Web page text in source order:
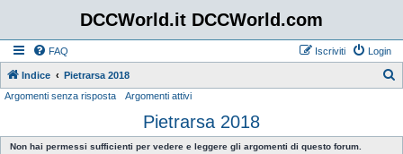
DCCWorld.it DCCWorld.com
FAQ Login
Iscriviti
Indice Pietrarsa 2018
c
Argomenti senza risposta Argomenti attivi
Pietrarsa 2018
Non hai permessi sufficienti per vedere e leggere gli argomenti di questo forum.